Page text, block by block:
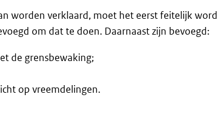
worden verklaard, moet het eerst feitelijk
om dat te doen. Daarnaast zijn bevoegd:
de grensbewaking;
op vreemdelingen.